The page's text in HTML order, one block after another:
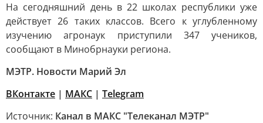
На сегодняшний день в 22 школах республики уже
действует 26 таких классов. Всего к углубленному
изучению агронаук приступили 347 учеников,
сообщают в Минобрнауки региона.
МЭТР. Новости Марий Эл
ВКонтакте | MAКС | Telegram
Источник: Канал в МАКС "Телеканал МЭТР"